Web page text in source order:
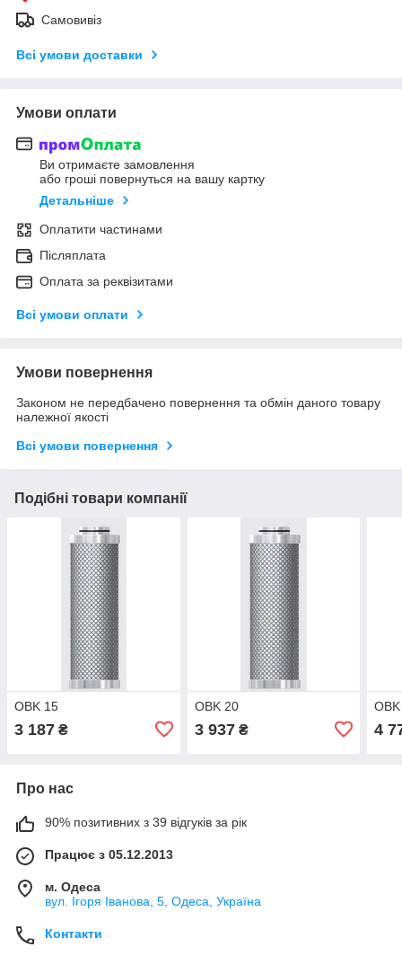
Самовивіз
Всі умови доставки
Умови оплати
Ви отримаєте замовлення
або гроші повернуться на вашу картку
Детальніше
Оплатити частинами
Післяплата
Оплата за реквізитами
Всі умови оплати
Умови повернення
Законом не передбачено повернення та обмін даного товару
належної якості
Всі умови повернення
Подібні товари компанії
OBK 15
3 187 ₴
OBK 20
3 937₴ 4
Про нас
90% позитивних з 39 відгуків за рік
Працює з 05.12.2013
м. Одеса
вул. Ігоря Іванова, 5, Одеса, Україна
Контакти